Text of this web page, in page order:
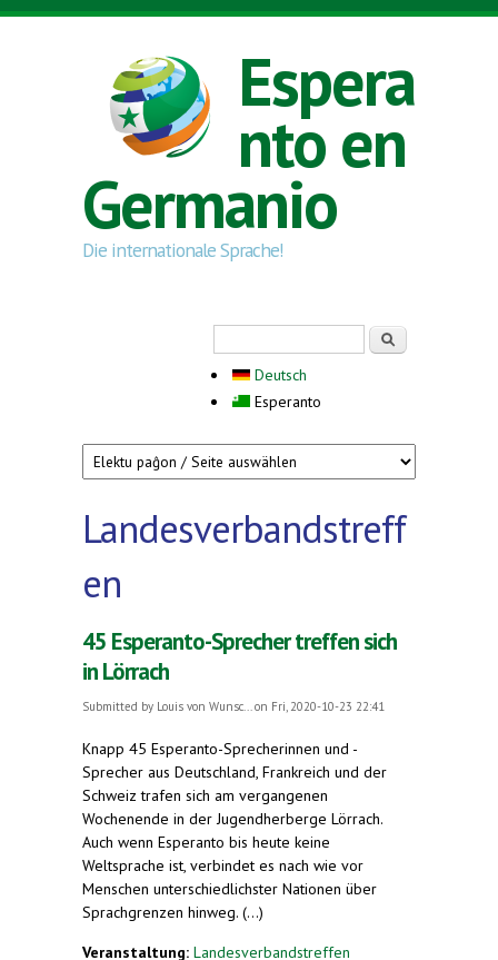
Skip to main content
Espera
nto en
Germanio
Die internationale Sprache!
Deutsch
Esperanto
Landesverbandstreff
en
45 Esperanto-Sprecher treffen sich
in Lörrach
Submitted by Louis von Wunsc... on Fri, 2020-10-23 22:41
Knapp 45 Esperanto-Sprecherinnen und -
Sprecher aus Deutschland, Frankreich und der
Schweiz trafen sich am vergangenen
Wochenende in der Jugendherberge Lörrach.
Auch wenn Esperanto bis heute keine
Weltsprache ist, verbindet es nach wie vor
Menschen unterschiedlichster Nationen über
Sprachgrenzen hinweg. (...)
Veranstaltung: Landesverbandstreffen